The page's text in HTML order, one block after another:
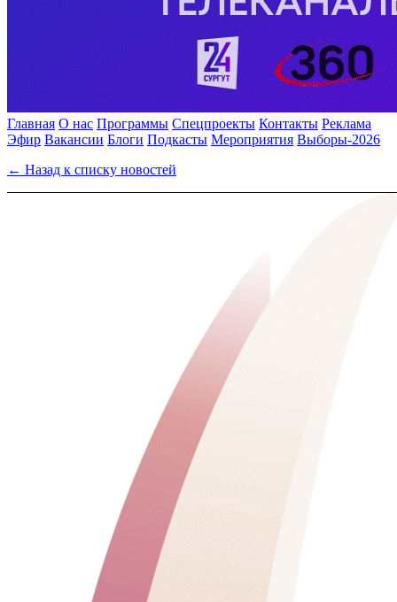
Главная О нас Программы Спецпроекты Контакты Реклама
Эфир Вакансии Блоги Подкасты Мероприятия Выборы-2026
← Назад к списку новостей